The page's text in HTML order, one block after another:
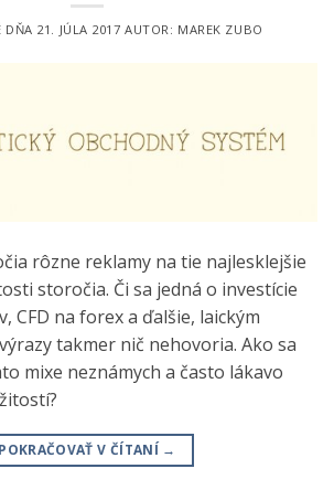
DŇA 21. JÚLA 2017 AUTOR: MAREK ZUBO
rôzne reklamy na tie najlesklejšie
storočia. Či sa jedná o investície
CFD na forex a ďalšie, laickým
takmer nič nehovoria. Ako sa
mixe neznámych a často lákavo
POKRAČOVAŤ V ČÍTANÍ →